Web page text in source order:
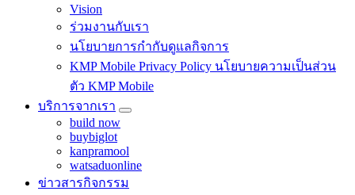
Vision
ร่วมงานกับเรา
นโยบายการกำกับดูแลกิจการ
KMP Mobile Privacy Policy นโยบายความเป็นส่วน
ตัว KMP Mobile
บริการจากเรา
build now
buybiglot
kanpramool
watsaduonline
ข่าวสารกิจกรรม